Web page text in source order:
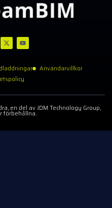
Användarvillkor
en del av JDM Technology Group,
förbehållna.